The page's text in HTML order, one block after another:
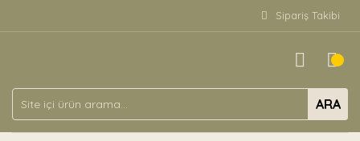
Sipariş Takibi
ARA